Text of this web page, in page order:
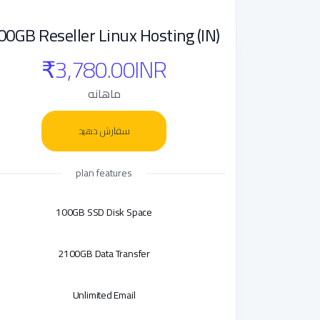
Reseller Linux Hosting (IN)
₹3,780.00INR
ماهانه
سفارش دهید
plan features
100GB SSD Disk Space
2100GB Data Transfer
Unlimited Email